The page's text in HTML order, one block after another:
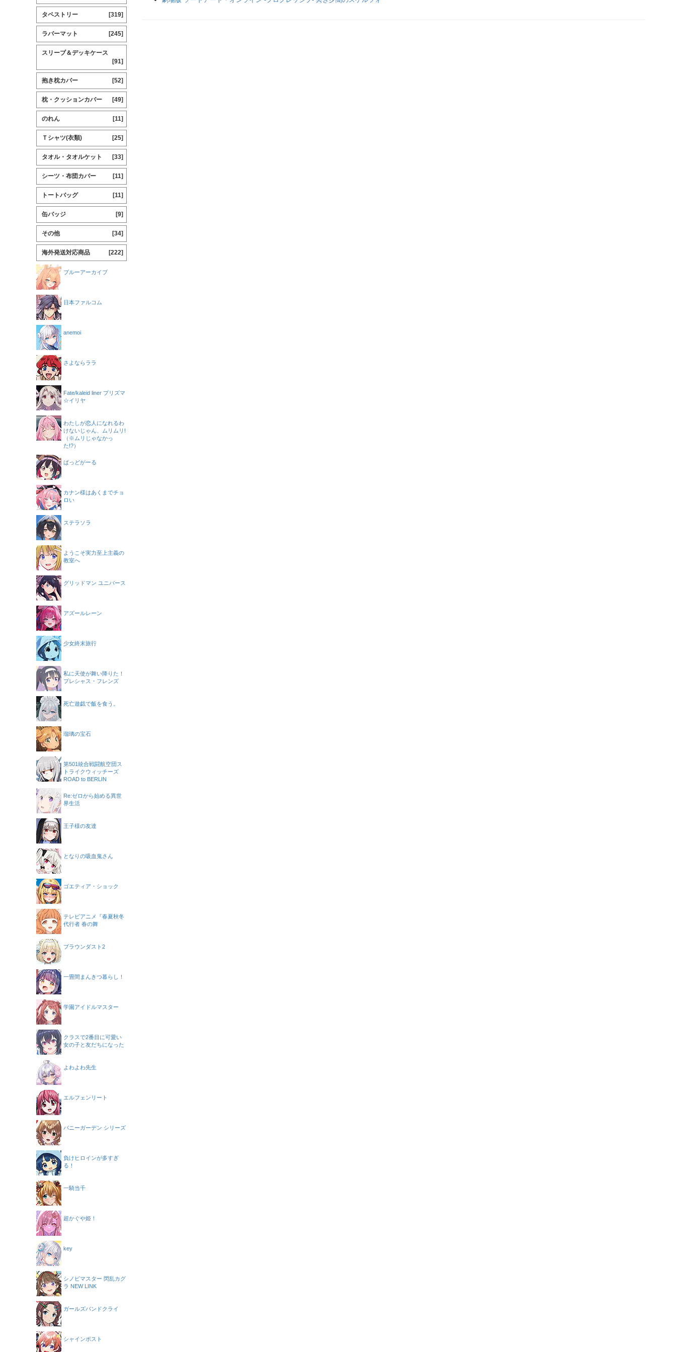
タペストリー [319]
ラバーマット [245]
スリーブ＆デッキケース
[91]
抱き枕カバー [52]
枕・クッションカバー [49]
のれん [11]
Ｔシャツ(衣類) [25]
タオル・タオルケット [33]
シーツ・布団カバー [11]
トートバッグ [11]
缶バッジ [9]
その他 [34]
海外発送対応商品 [222]
ブルーアーカイブ
日本ファルコム
anemoi
さよならララ
Fate/kaleid liner プリズマ
☆イリヤ
わたしが恋人になれるわ
けないじゃん、ムリムリ!
（※ムリじゃなかっ
た!?）
ばっどがーる
カナン様はあくまでチョ
ロい
ステラソラ
ようこそ実力至上主義の
教室へ
グリッドマン ユニバース
アズールレーン
少女終末旅行
私に天使が舞い降りた！
プレシャス・フレンズ
死亡遊戯で飯を食う。
瑠璃の宝石
第501統合戦闘航空団ス
トライクウィッチーズ
ROAD to BERLIN
Re:ゼロから始める異世
界生活
王子様の友達
となりの吸血鬼さん
ゴエティア・ショック
テレビアニメ『春夏秋冬
代行者 春の舞
ブラウンダスト2
一畳間まんきつ暮らし！
学園アイドルマスター
クラスで2番目に可愛い
女の子と友だちになった
よわよわ先生
エルフェンリート
バニーガーデン シリーズ
負けヒロインが多すぎ
る！
一騎当千
超かぐや姫！
key
シノビマスター 閃乱カグ
ラ NEW LINK
ガールズバンドクライ
シャインポスト